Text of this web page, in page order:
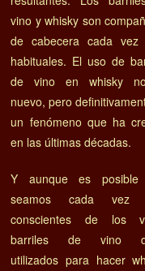
vino y whisky son
de cabecera cada vez
habituales. El uso de
de vino en whisky
nuevo, pero
un fenómeno que ha
en las últimas décadas.
Y aunque es posible
seamos cada vez
conscientes de los
barriles de vino
utilizados para hacer